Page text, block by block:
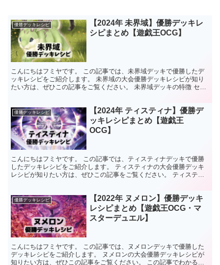
優勝デッキレシピ
【2024年 未界域】優勝デッキレ
シピまとめ【遊戯王OCG】
こんにちはフミヤです。 この記事では、未界域デッキで優勝したデ
ッキレシピをご紹介します。 未界域の大会優勝デッキレシピが知り
たい方は、ぜひこの記事をご覧ください。 未界域デッキの特徴 セル
優勝デッキレシピ
【2024年 ティスティナ】優勝デ
ッキレシピまとめ【遊戯王
OCG】
こんにちはフミヤです。 この記事では、ティスティナデッキで優勝
したデッキレシピをご紹介します。 ティスティナの大会優勝デッキ
レシピが知りたい方は、ぜひこの記事をご覧ください。 ティスティ
優勝デッキレシピ
【2022年 ヌメロン】優勝デッキ
レシピまとめ【遊戯王OCG・マ
スターデュエル】
こんにちはフミヤです。 この記事では、ヌメロンデッキで優勝した
デッキレシピをご紹介します。 ヌメロンの大会優勝デッキレシピが
知りたい方は、ぜひこの記事をご覧ください。 この記事でわかるこ